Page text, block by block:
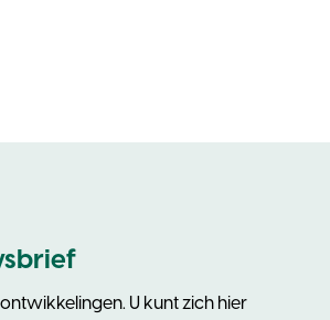
U kunt zich hier